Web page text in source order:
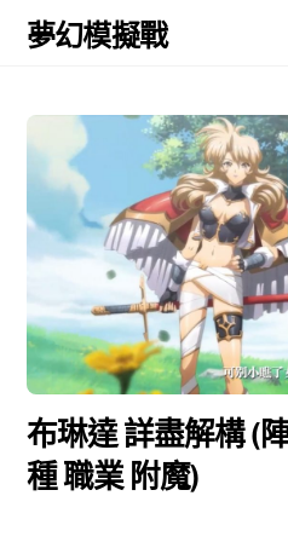
Skip
夢幻模擬戰
布琳達 詳盡解構 (
種 職業 附魔)